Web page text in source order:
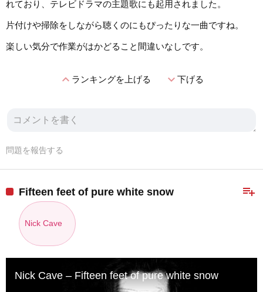
れており、テレビドラマの主題歌にも起用されました。
片付けや掃除をしながら聴くのにもぴったりな一曲ですね。
楽しい気分で作業がはかどること間違いなしです。
expand_lessランキングを上げる expand_more下げる
問題を報告する
playlist_add
Fifteen feet of pure white snow
Nick Cave
Nick Cave – Fifteen feet of pure white snow